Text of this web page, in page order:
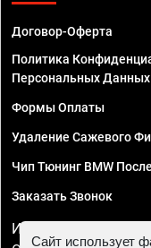
Договор-Оферта
Политика
Персональных
Формы Оплаты
Удаление Сажевого
Чип Тюнинг BMW
Заказать Звонок
ИП Смирнов
Сайт использует